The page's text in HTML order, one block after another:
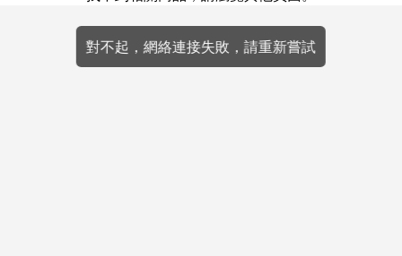
對不起，網絡連接失敗，請重新嘗試